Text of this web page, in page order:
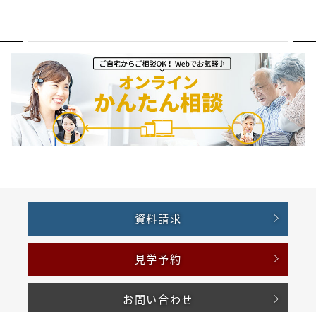
資料請求
見学予約
お問い合わせ